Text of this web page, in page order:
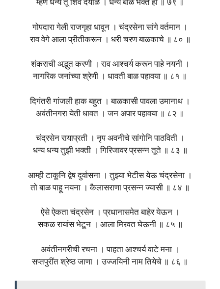
म्हणे धन्य तू शिव दयाळ । धन्य बाळ भक्त हा ॥ ७९ ॥
गोपदारा गेली राजगृहा धावून । चंद्रसेना सांगे वर्तमान ।
राव वेगे आला प्रीतीकरून । धरी चरण बाळकाचे ॥ ८० ॥
शंकराची अद्भुत करणी । राव आश्चर्य करून पाहे नयनी ।
नागरिक जनांच्या श्रेणी । धावती बाळ पहावया ॥ ८१ ॥
दिगंतरी गांजली हाक बहुत । बाळकासी पावला उमानाथ ।
अवंतीनगरा येती धावत । जन अपार पहावया ॥ ८२ ॥
चंद्रसेन रायाप्रती । नृप अवनीचे सांगोनि पाठविती ।
धन्य धन्य तुझी भक्ती । गिरिजावर प्रसन्न तूते ॥ ८३ ॥
आम्ही टाकूनि द्वेष दुर्वासना । तुझ्या भेटीस येऊ चंद्रसेना ।
तो बाळ पाहू नयना । कैलासराणा प्रसन्न ज्यासी ॥ ८४ ॥
ऐसे ऐकता चंद्रसेन । प्रधानासमेत बाहेर येऊन ।
सकळ रायांस भेटून । आला मिरवत घेऊनी ॥ ८५ ॥
अवंतीनगरीची रचना । पाहता आश्चर्य वाटे मना ।
सप्तपुरींत श्रेष्ठ जाणा । उज्जयिनी नाम तियेचे ॥ ८६ ॥